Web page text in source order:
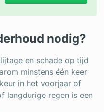
nodig?
en schade op tijd
minstens één keer
in het voorjaar of
langdurige regen is een